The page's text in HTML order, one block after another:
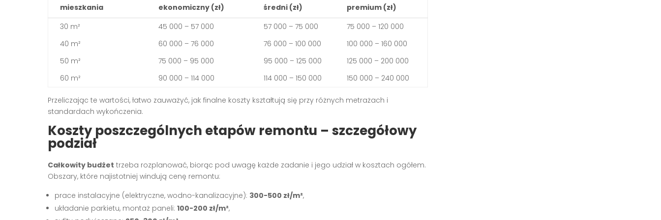
mieszkania
ekonomiczny (zł)
średni (zł)
premium (zł)
30 m²
45 000 – 57 000 57 000 – 75 000
75 000 – 120 000
40 m²
60 000 – 76 000 76 000 – 100 000
100 000 – 160 000
50 m²
75 000 – 95 000 95 000 – 125 000
125 000 – 200 000
60 m²
90 000 – 114 000 114 000 – 150 000 150 000 – 240 000
Przeliczając te wartości, łatwo zauważyć, jak finalne koszty kształtują się przy różnych metrażach i
standardach wykończenia.
Koszty poszczególnych etapów remontu – szczegółowy
podział
Całkowity budżet trzeba rozplanować, biorąc pod uwagę każde zadanie i jego udział w kosztach ogółem.
Obszary, które najistotniej windują cenę remontu:
prace instalacyjne (elektryczne, wodno-kanalizacyjne): 300-500 zł/m²,
układanie parkietu, montaż paneli: 100-200 zł/m²,